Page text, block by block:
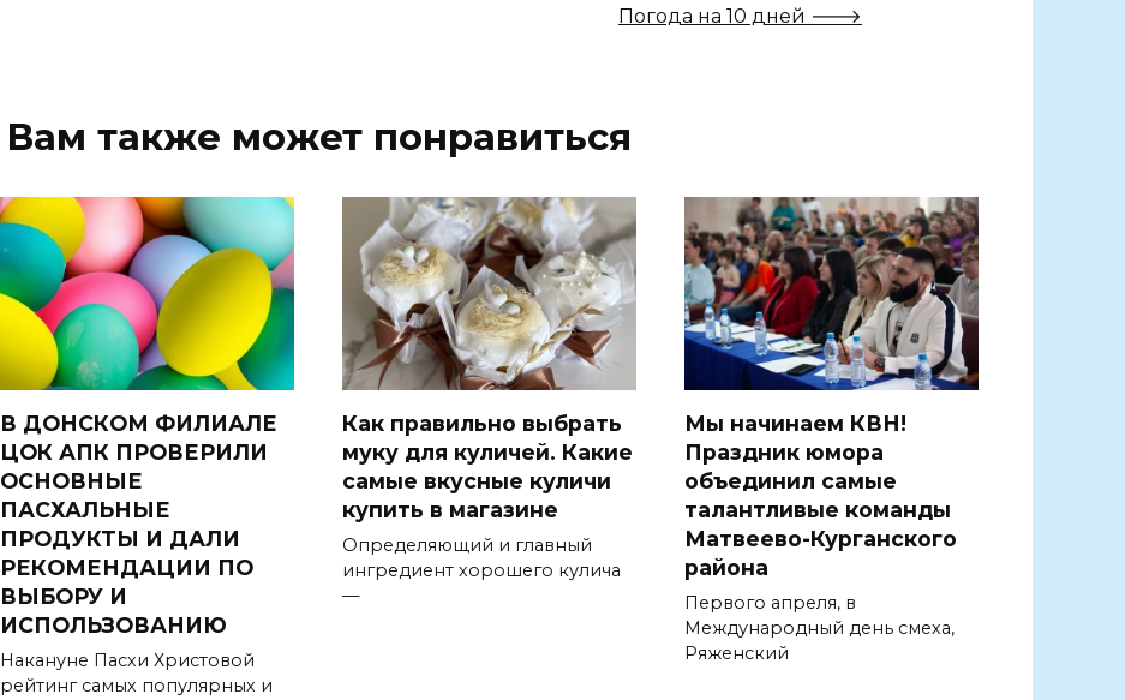
Погода на 10 дней 🡒
Вам также может понравиться
В ДОНСКОМ ФИЛИАЛЕ
ЦОК АПК ПРОВЕРИЛИ
ОСНОВНЫЕ
ПАСХАЛЬНЫЕ
ПРОДУКТЫ И ДАЛИ
РЕКОМЕНДАЦИИ ПО
ВЫБОРУ И
ИСПОЛЬЗОВАНИЮ
Накануне Пасхи Христовой
рейтинг самых популярных и
Как правильно выбрать
муку для куличей. Какие
самые вкусные куличи
купить в магазине
Определяющий и главный
ингредиент хорошего кулича
—
Мы начинаем КВН!
Праздник юмора
объединил самые
талантливые команды
Матвеево-Курганского
района
Первого апреля, в
Международный день смеха,
Ряженский